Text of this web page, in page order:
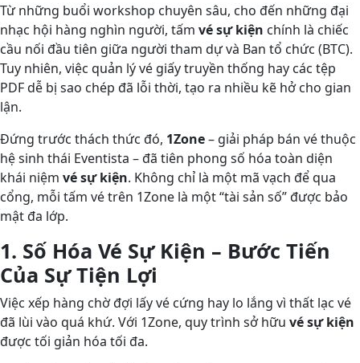
Từ những buổi workshop chuyên sâu, cho đến những đại
nhạc hội hàng nghìn người, tấm vé sự kiện chính là chiếc
cầu nối đầu tiên giữa người tham dự và Ban tổ chức (BTC).
Tuy nhiên, việc quản lý vé giấy truyền thống hay các tệp
PDF dễ bị sao chép đã lỗi thời, tạo ra nhiều kẽ hở cho gian
lận.
Đứng trước thách thức đó, 1Zone– giải pháp bán vé thuộc
hệ sinh thái Eventista – đã tiên phong số hóa toàn diện
khái niệm vé sự kiện. Không chỉ là một mã vạch để qua
cổng, mỗi tấm vé trên 1Zone là một “tài sản số” được bảo
mật đa lớp.
1. Số Hóa Vé Sự Kiện – Bước Tiến
Của Sự Tiện Lợi
Việc xếp hàng chờ đợi lấy vé cứng hay lo lắng vì thất lạc vé
đã lùi vào quá khứ. Với 1Zone, quy trình sở hữu vé sự kiện
được tối giản hóa tối đa.